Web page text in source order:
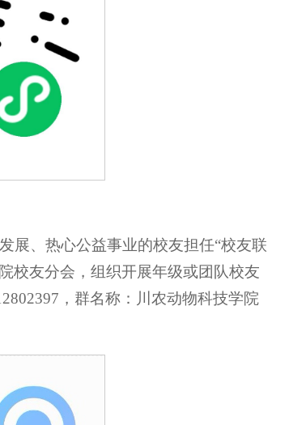
展、热心公益事业的校友担任“校友联
校友分会，组织开展年级或团队校友
，群名称：川农动物科技学院